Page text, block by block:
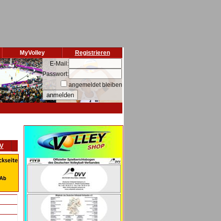
Registrieren
MyVolley
E-Mail:
Passwort:
angemeldet bleiben